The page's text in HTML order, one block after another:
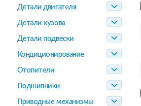
Детали двигателя
Детали кузова
Детали подвески
Кондиционирование
Отопители
Подшипники
Приводные механизмы